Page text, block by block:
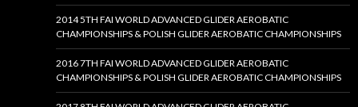
2014 5TH FAI WORLD ADVANCED GLIDER AEROBATIC
CHAMPIONSHIPS & POLISH GLIDER AEROBATIC CHAMPIONSHIPS
2016 7TH FAI WORLD ADVANCED GLIDER AEROBATIC
CHAMPIONSHIPS & POLISH GLIDER AEROBATIC CHAMPIONSHIPS